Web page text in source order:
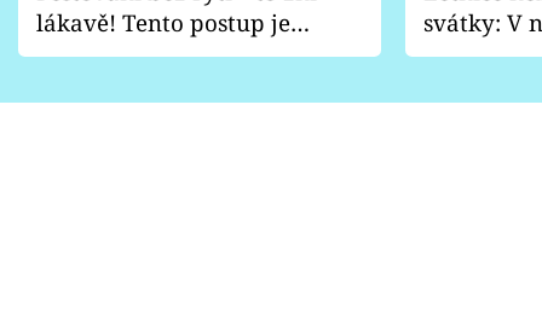
lákavě! Tento postup je
vhodný jen pro některé
svátky: V
pondělí